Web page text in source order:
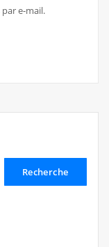
e-mail.
Recherche